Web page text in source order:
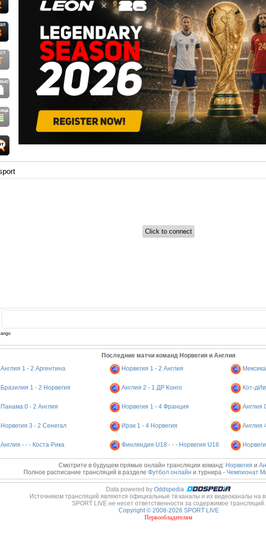
Последние матчи команд Норвегия и Англия
Англия 1 - 2 Аргентина
Норвегия 1 - 2 Англия
Бразилия 1 - 2 Норвегия Англия 2 - 1 ДР Конго Кот-
Панама 0 - 2 Англия Норвегия 1 - 4 Франция Англия
Норвегия 3 - 2 Сенегал Ирак 1 - 4 Норвегия Англия
Англия - - - Коста-Рика Финляндия U18 - - - Норвегия U18
Смотрите в будущем прямые онлайн трансляции команд: Норвегия и
Полное расписание трансляций в разделе Футбол онлайн и турнира - Чемпионат
Data powered byOddspedia
Источником трансляций являются официальные тв каналы и их видеоканалы на
SPORT LIVE не несет ответственности за содержимое трансляций.
Copyright © 2008-2026 SPORT LIVE
Первообладателям